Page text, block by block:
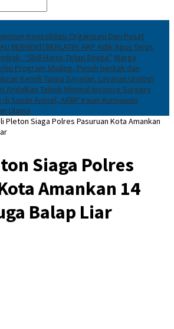
Konsolidasi Organisasi Dari Pusat
BERHENTI BERLATIH: AKP Adik Agus Terus
“Skill Harus Tetap Dijaga” Warga
Program Shuling, Penuh berkah dan
Kemih Tanpa Sayatan, Layanan Urologi
Andalkan Teknik Minimal Invasive Surgery
Sunan Ampel, AKBP Irwan Kurniawan
Ulama
Pleton Siaga Polres Pasuruan Kota Amankan
Siaga Polres
Amankan 14
Balap Liar